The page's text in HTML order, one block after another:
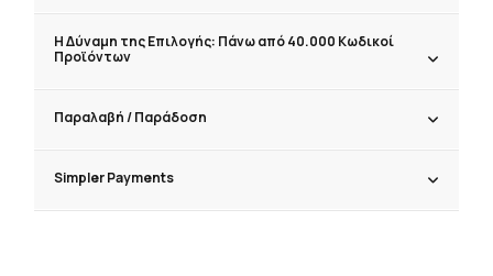
Η Δύναμη της Επιλογής: Πάνω από 40.000 Κωδικοί
Προϊόντων
Παραλαβή / Παράδoση
Simpler Payments